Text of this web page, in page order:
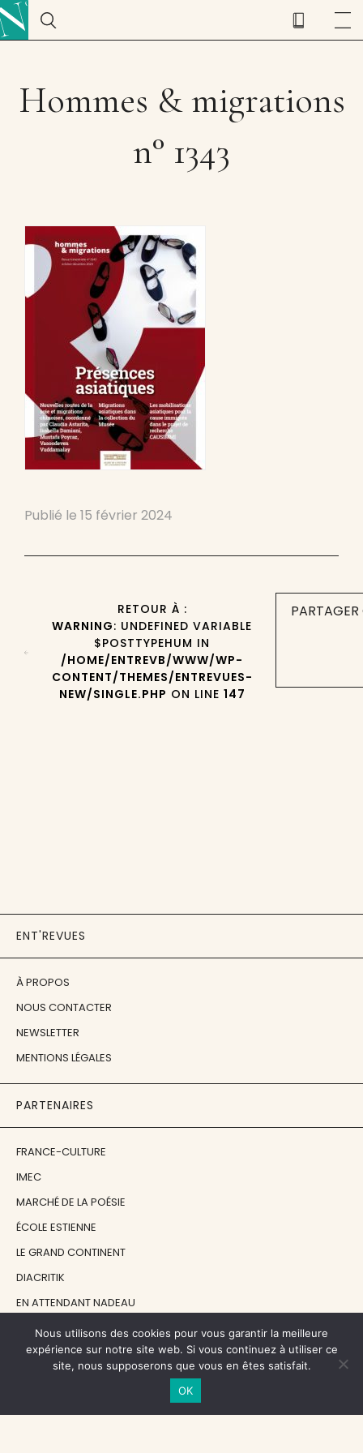
Hommes & migrations
n° 1343
Publié le 15 février 2024
RETOUR À :
WARNING: UNDEFINED VARIABLE
$POSTTYPEHUM IN
/HOME/ENTREVB/WWW/WP-
CONTENT/THEMES/ENTREVUES-
NEW/SINGLE.PHP ON LINE 147
ENT'REVUES
À PROPOS
NOUS CONTACTER
NEWSLETTER
MENTIONS LÉGALES
PARTENAIRES
FRANCE-CULTURE
IMEC
MARCHÉ DE LA POÉSIE
ÉCOLE ESTIENNE
LE GRAND CONTINENT
DIACRITIK
EN ATTENDANT NADEAU
NOS SOUTIENS
Nous utilisons des cookies pour vous garantir la meilleure
expérience sur notre site web. Si vous continuez à utiliser ce
site, nous supposerons que vous en êtes satisfait.
OK